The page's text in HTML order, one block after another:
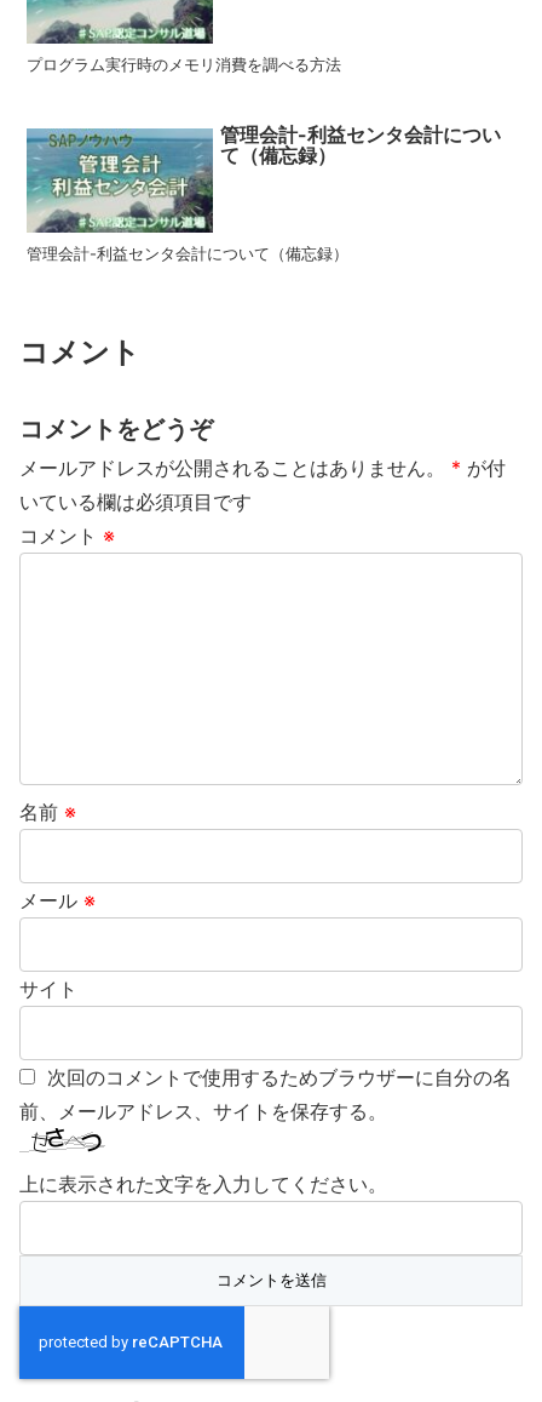
プログラム実行時のメモリ消費を調べる方法
管理会計-利益センタ会計につい
て（備忘録）
管理会計-利益センタ会計について（備忘録）
コメント
コメントをどうぞ
メールアドレスが公開されることはありません。 * が付
いている欄は必須項目です
コメント ※
名前 ※
メール ※
サイト
次回のコメントで使用するためブラウザーに自分の名
前、メールアドレス、サイトを保存する。
上に表示された文字を入力してください。